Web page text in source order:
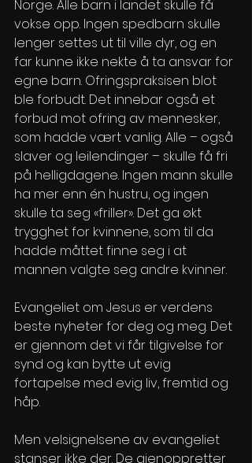
Norge. Alle barn i landet skulle få
vokse opp. Ingen spedbarn skulle
lenger settes ut til ville dyr, og en
far kunne ikke nekte å ta ansvar for
egne barn. Ofringspraksisen blot
ble forbudt. Det innebar også et
forbud mot ofring av mennesker,
som hadde vært vanlig. Alle – også
slaver og leilendinger – skulle få fri
på helligdagene. Ingen mann skulle
ha mer enn én hustru, og ingen
skulle ta seg «friller». Det ga økt
trygghet for kvinnene, som til da
hadde måttet finne seg i at
mannen valgte seg andre kvinner.
Evangeliet om Jesus er verdens
beste nyheter for deg og meg. Det
er gjennom det vi får tilgivelse for
synd og kan bytte ut evig
fortapelse med evig liv, fremtid og
håp.
Men velsignelsene av evangeliet
stanser ikke der. De gjenoppretter